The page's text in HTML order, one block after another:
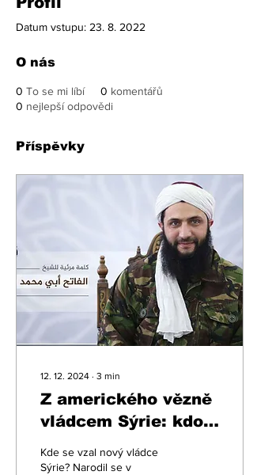
Datum vstupu: 23. 8. 2022
O nás
0 To se mi líbí 0 komentářů
0 nejlepší odpovědi
Příspěvky
12. 12. 2024 ∙ 3 min
Z amerického vězně
vládcem Sýrie: kdo
al-Džawlání
Kde se vzal nový vládce
Sýrie? Narodil se v